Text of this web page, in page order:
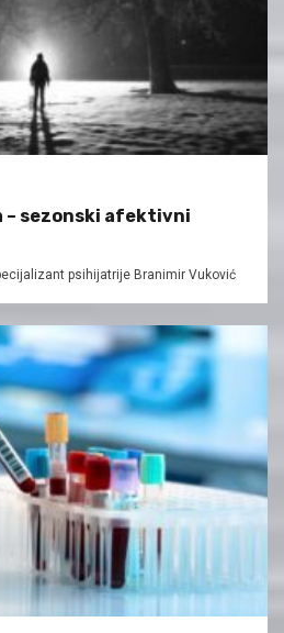
– sezonski afektivni
psihijatrije Branimir Vuković